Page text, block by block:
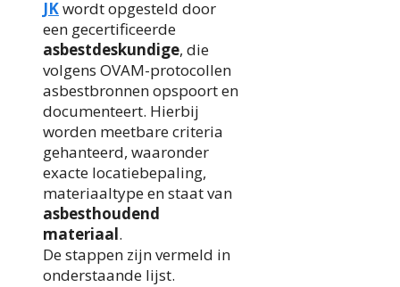
JKwordt opgesteld door
een gecertificeerde
asbestdeskundige, die
volgens OVAM-protocollen
asbestbronnen opspoort en
documenteert. Hierbij
worden meetbare criteria
gehanteerd, waaronder
exacte locatiebepaling,
materiaaltype en staat van
asbesthoudend
materiaal.
De stappen zijn vermeld in
onderstaande lijst.